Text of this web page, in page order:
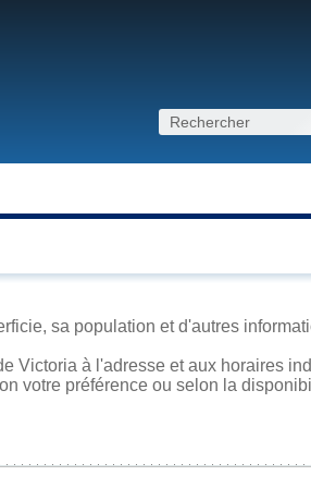
sa population et d'autres
Victoria à l'adresse et aux horaires
votre préférence ou selon la